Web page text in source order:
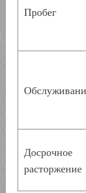
Пробег
Досрочное
расторжение